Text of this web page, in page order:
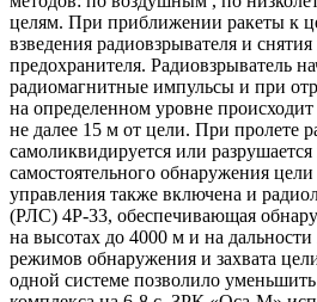
целям. При приближении ракеты к
взведения радиовзрывателя и
предохранителя. Радиовзрыватель
радиомагнитные импульсы и при
на определенном уровне
не далее 15 м от цели. При пролете
самоликвидируется или
самостоятельного обнаружения
управления также включена и
(РЛС) 4Р-33, обеспечивающая
на высотах до 4000 м и на
режимов обнаружения и захвата
одной системе позволило